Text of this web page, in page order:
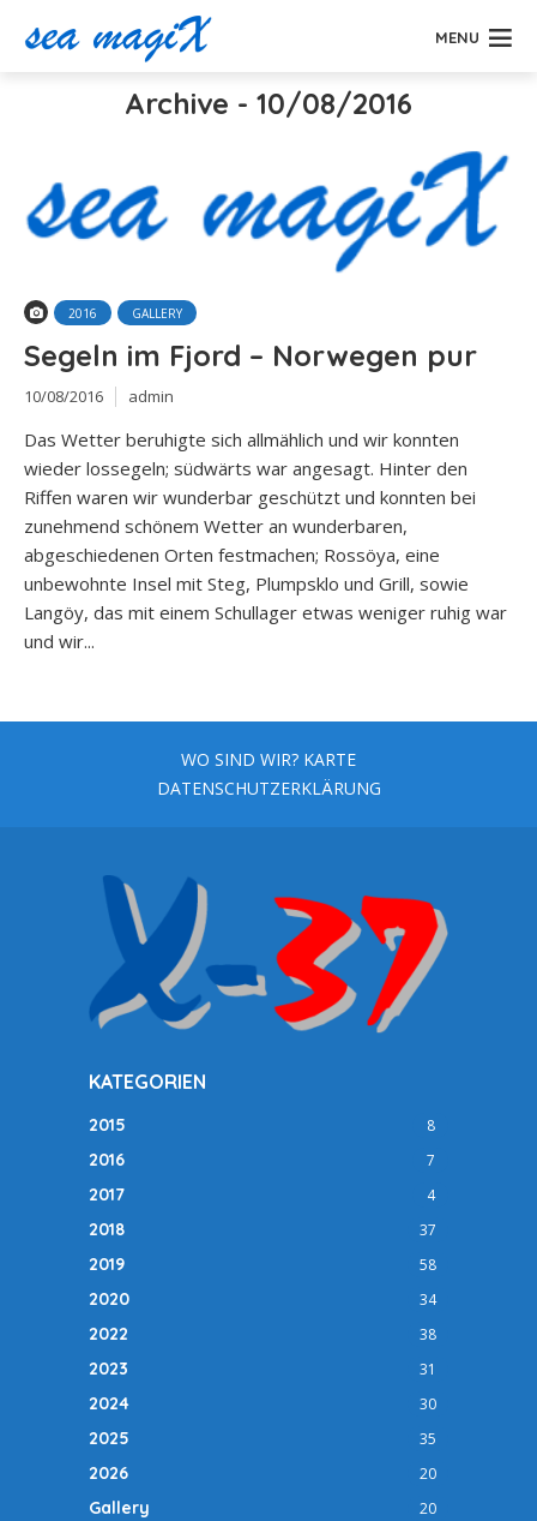
MENU
Archive - 10/08/2016
2016 GALLERY
Segeln im Fjord – Norwegen pur
10/08/2016 admin
Das Wetter beruhigte sich allmählich und wir konnten
wieder lossegeln; südwärts war angesagt. Hinter den
Riffen waren wir wunderbar geschützt und konnten bei
zunehmend schönem Wetter an wunderbaren,
abgeschiedenen Orten festmachen; Rossöya, eine
unbewohnte Insel mit Steg, Plumpsklo und Grill, sowie
Langöy, das mit einem Schullager etwas weniger ruhig war
und wir...
WO SIND WIR? KARTE
DATENSCHUTZERKLÄRUNG
KATEGORIEN
2015 8
2016 7
2017 4
2018 37
2019 58
2020 34
2022 38
2023 31
2024 30
2025 35
2026 20
Gallery 20